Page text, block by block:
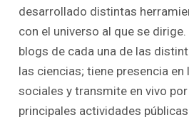
desarrollado distintas
con el universo al que se
blogs de cada una de las
las ciencias; tiene presencia
sociales y transmite en vivo
principales actividades